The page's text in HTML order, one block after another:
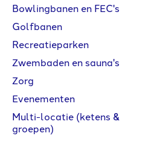
Bowlingbanen en FEC's
Golfbanen
Recreatieparken
Zwembaden en sauna's
Zorg
Evenementen
Multi-locatie (ketens &
groepen)